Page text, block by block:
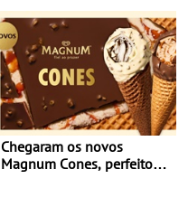
prova e seis dias de
experiências
Chegaram os novos
Magnum Cones, perfeitos